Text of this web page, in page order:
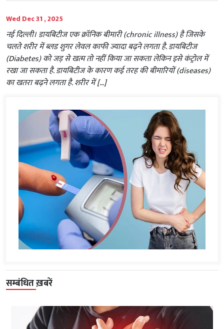
Wed Dec 31 , 2025
नई दिल्ली। डायबिटीज एक क्रॉनिक बीमारी (chronic illness) है जिसके
चलते शरीर में ब्लड शुगर लेवल काफी ज्यादा बढ़ने लगता है. डायबिटीज
(Diabetes) को जड़ से खत्म तो नहीं किया जा सकता लेकिन इसे कंट्रोल में
रखा जा सकता है. डायबिटीज के कारण कई तरह की बीमारियों (diseases)
का खतरा बढ़ने लगता है. शरीर में […]
सम्बंधित ख़बरें